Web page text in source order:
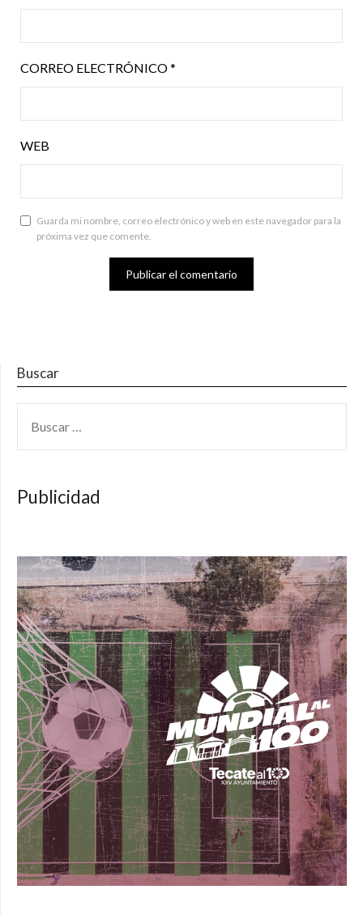
CORREO ELECTRÓNICO*
WEB
Guarda mi nombre, correo electrónico y web en este navegador para la
próxima vez que comente.
Buscar
Publicidad